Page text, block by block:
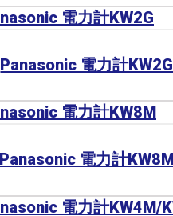
Panasonic 電力計KW2G
Panasonic 電力計KW8M